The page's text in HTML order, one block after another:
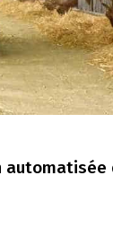
automatisée